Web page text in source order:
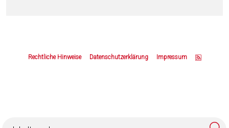
Rechtliche Hinweise Datenschutzerklärung Impressum